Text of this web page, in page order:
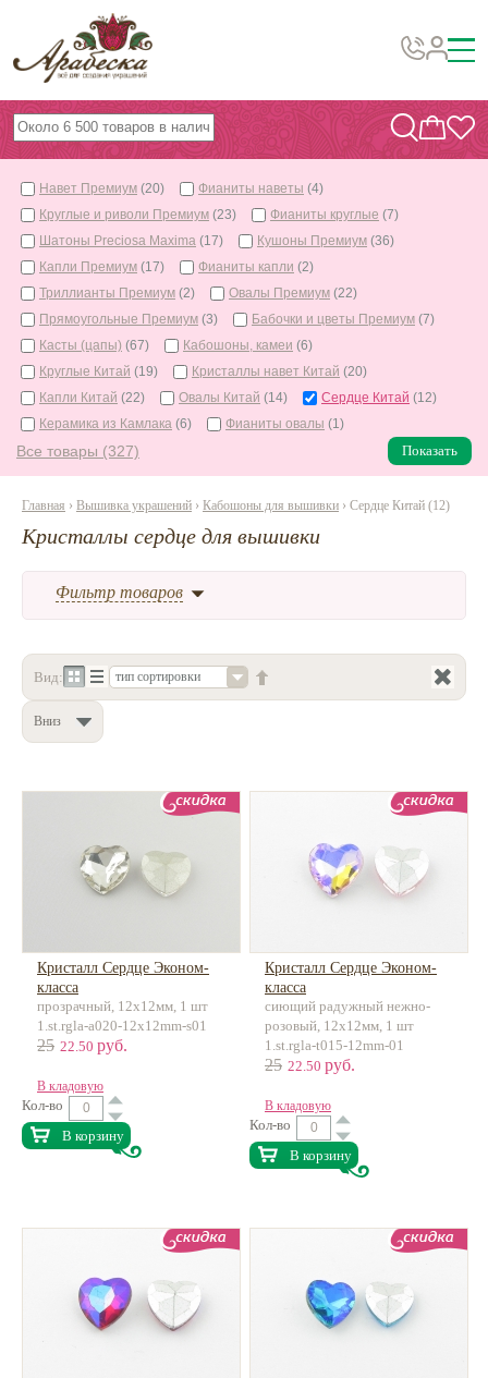
Бусины, подвески, декор
Бисер
Вышивка украшений
Фурнитура
Проволока
Инструменты и материалы
Эпоксидная смола
Шнуры, ленты, нитки
По темам и сезонам
Нетемнеющая фурнитура
Проволока
Каталог
Новинки!
Навет Премиум (20) Фианиты наветы (4)
Круглые и риволи Премиум (23) Фианиты круглые (7)
Шатоны Preciosa Maxima (17) Кушоны Премиум (36)
Капли Премиум (17) Фианиты капли (2)
Триллианты Премиум (2) Овалы Премиум (22)
Прямоугольные Премиум (3) Бабочки и цветы Премиум (7)
Касты (цапы) (67) Кабошоны, камеи (6)
Круглые Китай (19) Кристаллы навет Китай (20)
Капли Китай (22) Овалы Китай (14) Сердце Китай (12)
Керамика из Камлака (6) Фианиты овалы (1)
Все товары (327) Показать
Главная › Вышивка украшений › Кабошоны для вышивки › Сердце Китай (12)
Кристаллы сердце для вышивки
Фильтр товаров
Вид: тип сортировки
Вниз
Кристалл Сердце Эконом-
класса
прозрачный, 12х12мм, 1 шт
1.st.rgla-a020-12x12mm-s01
25 22.50 руб.
В кладовую
Кол-во
В корзину
Кристалл Сердце Эконом-
класса
сиющий радужный нежно-
розовый, 12х12мм, 1 шт
1.st.rgla-t015-12mm-01
25 22.50 руб.
В кладовую
Кол-во
В корзину